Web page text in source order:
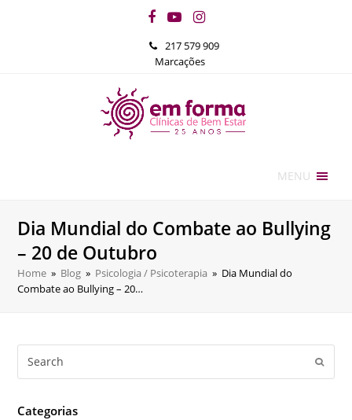
Facebook
YouTubeInstagram
217 579 909
Marcações
MENU
Dia Mundial do Combate ao Bullying
– 20 de Outubro
Home » Blog » Psicologia / Psicoterapia » Dia Mundial do
Combate ao Bullying – 20…
Categorias